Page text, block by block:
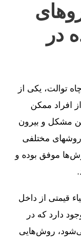
در
توالت، یکی از
افراد ممکن
مشکل و بیرون
روشهای مختلفی
موفق بوده و
قیمتی از داخل
دارد که در
روش‌هایی